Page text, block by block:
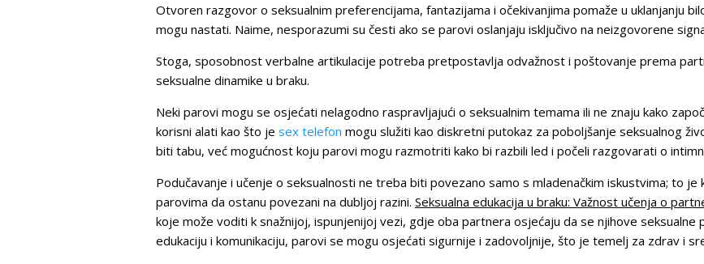
Otvoren razgovor o seksualnim preferencijama, fantazijama i očekivanjima pomaže u uklanjanju
mogu nastati. Naime, nesporazumi su česti ako se parovi oslanjaju isključivo na neizgovorene
Stoga, sposobnost verbalne artikulacije potreba pretpostavlja odvažnost i poštovanje prema
seksualne dinamike u braku.
Neki parovi mogu se osjećati nelagodno raspravljajući o seksualnim temama ili ne znaju kako
korisni alati kao što je sex telefon mogu služiti kao diskretni putokaz za poboljšanje seksualnog
biti tabu, već mogućnost koju parovi mogu razmotriti kako bi razbili led i počeli razgovarati o
Podučavanje i učenje o seksualnosti ne treba biti povezano samo s mladenačkim iskustvima; to
parovima da ostanu povezani na dubljoj razini. Seksualna edukacija u braku: Važnost učenja o
koje može voditi k snažnijoj, ispunjenijoj vezi, gdje oba partnera osjećaju da se njihove
edukaciju i komunikaciju, parovi se mogu osjećati sigurnije i zadovoljnije, što je temelj za zdrav i